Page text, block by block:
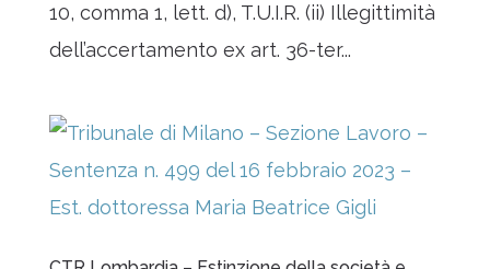
10, comma 1, lett. d), T.U.I.R. (ii) Illegittimità
dell’accertamento ex art. 36-ter...